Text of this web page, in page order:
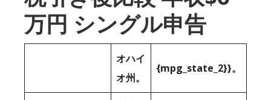
万円 シングル申告
オハイ
オ州。
{mpg_state_2}}。